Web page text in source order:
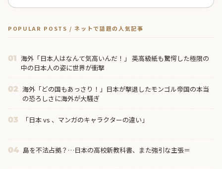
POPULAR POSTS / ネットで話題の人気記事
01 海外「日本人はなんて気高いんだ！」 英高級紙も驚愕した極限の
中の日本人の姿に世界が衝撃
02 海外「どの国もあっさり！」日本が撃退したモンゴル帝国の本当
の恐ろしさに海外が大騒ぎ
03 「日本 vs 、マンガのキャラクターの違い」
04 島を不法占拠？…日本の高校新教科書、また強引な主張＝